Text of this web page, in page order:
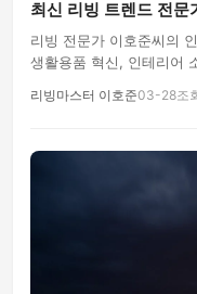
최신 리빙 트렌드 전문
리빙 전문가 이호준씨의
생활용품 혁신, 인테리어
리빙마스터 이호준03-28조